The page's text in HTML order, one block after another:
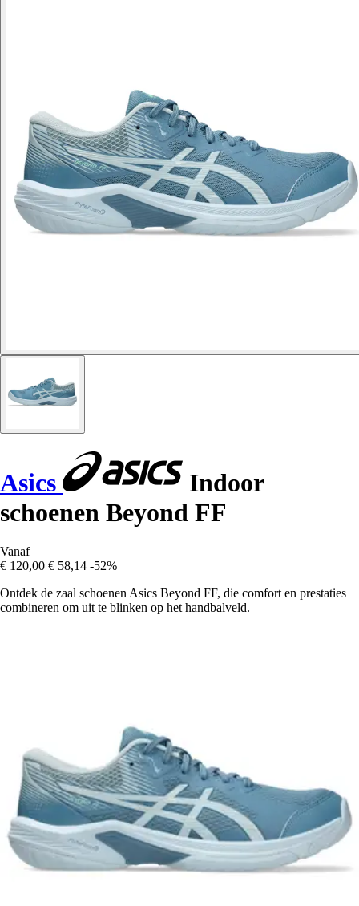
Asics
Indoor
schoenen Beyond FF
Vanaf
€ 120,00 € 58,14 -52%
Ontdek de zaal schoenen Asics Beyond FF, die comfort en prestaties
combineren om uit te blinken op het handbalveld.